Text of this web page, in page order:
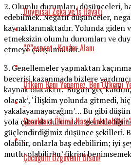
2. Olumlu durumları, düşünceleri,
edebilmek. Negatif düşünceler,
kaynaklanmaktadır. Yolunda giden
etmeksizin olumlu durumları ve
etmeye çalışılmalıdır.
3. Genellemeler yapmaktan
becerisi kazanmada bizlere
kaynak olacaktır. ‘Bugün geç
olacak’, ‘İlişkim yolunda gitmedi,
yakalayamayacağım’… Bu gibi
yola çıkarak durumları
güçlendirdiğimiz düşünce şekilleri.
olabilir, onlarla baş edebilirim; iyi
mutlu olabilirim’ fikrini
Duygusal Zeka ve İş Hayatı
”C”esaret : Konfor Alanı
Öfkem Beni Yenemez, Ben Öfkemi
Çocuklara Ölümü Nasıl
Çocuğum Özgüvenli Olsun!